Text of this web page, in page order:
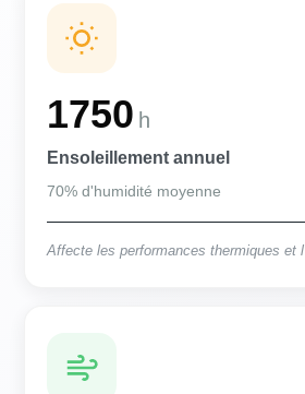
1750 h
Ensoleillement annuel
70% d'humidité moyenne
Affecte les performances thermiques et